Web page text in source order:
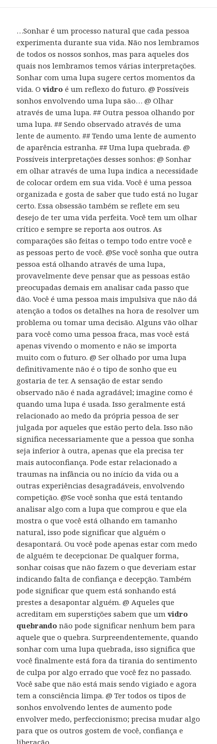
…Sonhar é um processo natural que cada pessoa
experimenta durante sua vida. Não nos lembramos
de todos os nossos sonhos, mas para aqueles dos
quais nos lembramos temos várias interpretações.
Sonhar com uma lupa sugere certos momentos da
vida. Ovidro é um reflexo do futuro. @ Possíveis
sonhos envolvendo uma lupa são… @ Olhar
através de uma lupa. ## Outra pessoa olhando por
uma lupa. ## Sendo observado através de uma
lente de aumento. ## Tendo uma lente de aumento
de aparência estranha. ## Uma lupa quebrada. @
Possíveis interpretações desses sonhos: @ Sonhar
em olhar através de uma lupa indica a necessidade
de colocar ordem em sua vida. Você é uma pessoa
organizada e gosta de saber que tudo está no lugar
certo. Essa obsessão também se reflete em seu
desejo de ter uma vida perfeita. Você tem um olhar
crítico e sempre se reporta aos outros. As
comparações são feitas o tempo todo entre você e
as pessoas perto de você. @Se você sonha que outra
pessoa está olhando através de uma lupa,
provavelmente deve pensar que as pessoas estão
preocupadas demais em analisar cada passo que
dão. Você é uma pessoa mais impulsiva que não dá
atenção a todos os detalhes na hora de resolver um
problema ou tomar uma decisão. Alguns vão olhar
para você como uma pessoa fraca, mas você está
apenas vivendo o momento e não se importa
muito com o futuro. @ Ser olhado por uma lupa
definitivamente não é o tipo de sonho que eu
gostaria de ter. A sensação de estar sendo
observado não é nada agradável; imagine como é
quando uma lupa é usada. Isso geralmente está
relacionado ao medo da própria pessoa de ser
julgada por aqueles que estão perto dela. Isso não
significa necessariamente que a pessoa que sonha
seja inferior à outra, apenas que ela precisa ter
mais autoconfiança. Pode estar relacionado a
traumas na infância ou no início da vida ou a
outras experiências desagradáveis, envolvendo
competição. @Se você sonha que está tentando
analisar algo com a lupa que comprou e que ela
mostra o que você está olhando em tamanho
natural, isso pode significar que alguém o
desapontará. Ou você pode apenas estar com medo
de alguém te decepcionar. De qualquer forma,
sonhar coisas que não fazem o que deveriam estar
indicando falta de confiança e decepção. Também
pode significar que quem está sonhando está
prestes a desapontar alguém. @ Aqueles que
acreditam em superstições sabem que umvidro
quebrando não pode significar nenhum bem para
aquele que o quebra. Surpreendentemente, quando
sonhar com uma lupa quebrada, isso significa que
você finalmente está fora da tirania do sentimento
de culpa por algo errado que você fez no passado.
Você sabe que não está mais sendo vigiado e agora
tem a consciência limpa. @ Ter todos os tipos de
sonhos envolvendo lentes de aumento pode
envolver medo, perfeccionismo; precisa mudar algo
para que os outros gostem de você, confiança e
liberação….